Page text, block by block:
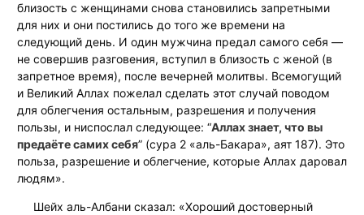
близость с женщинами снова становились запретными
для них и они постились до того же времени на
следующий день. И один мужчина предал самого себя —
не совершив разговения, вступил в близость с женой (в
запретное время), после вечерней молитвы. Всемогущий
и Великий Аллах пожелал сделать этот случай поводом
для облегчения остальным, разрешения и получения
пользы, и ниспослал следующее: “Аллах знает, что вы
предаёте самих себя” (сура 2 «аль-Бакара», аят 187). Это
польза, разрешение и облегчение, которые Аллах даровал
людям».
Шейх аль-Албани сказал: «Хороший достоверный